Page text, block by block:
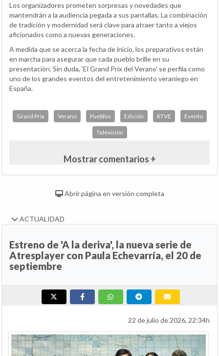
Los organizadores prometen sorpresas y novedades que
mantendrán a la audiencia pegada a sus pantallas. La combinación
de tradición y modernidad será clave para atraer tanto a viejos
aficionados como a nuevas generaciones.
A medida que se acerca la fecha de inicio, los preparativos están
en marcha para asegurar que cada pueblo brille en su
presentación. Sin duda, 'El Grand Prix del Verano' se perfila como
uno de los grandes eventos del entretenimiento veraniego en
España.
Grand Prix Verano Pueblos Edición RTVE Evento
Televisión
Mostrar comentarios +
Abrir página en versión completa
ACTUALIDAD
Estreno de 'A la deriva', la nueva serie de
Atresplayer con Paula Echevarría, el 20 de
septiembre
22 de julio de 2026, 22:34h